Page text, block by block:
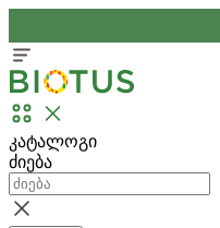
კატალოგი
ძიება